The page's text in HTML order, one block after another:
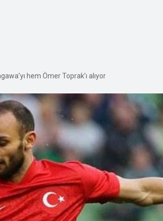
hem Ömer Toprak’ı alıyor